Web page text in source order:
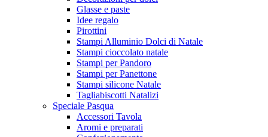
Glasse e paste
Idee regalo
Pirottini
Stampi Alluminio Dolci di Natale
Stampi cioccolato natale
Stampi per Pandoro
Stampi per Panettone
Stampi silicone Natale
Tagliabiscotti Natalizi
Speciale Pasqua
Accessori Tavola
Aromi e preparati